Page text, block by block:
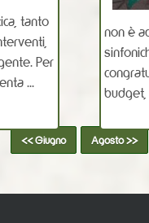
tanto
Per
...
non è
budget,
<< Giugno Agosto >>